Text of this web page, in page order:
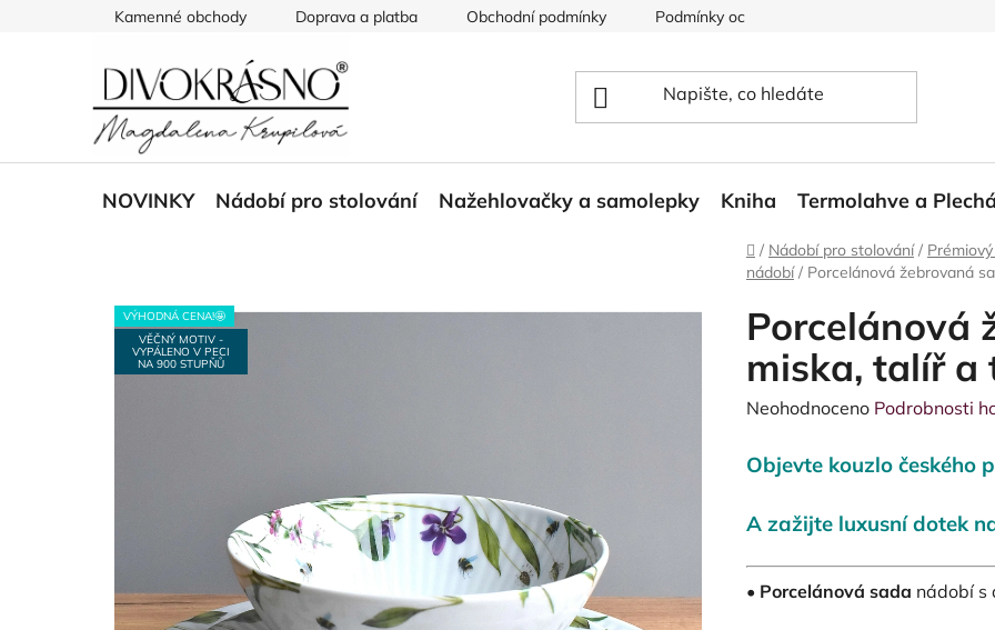
Kamenné obchody Doprava a platba Obchodní podmínky Podmínky ochrany osobních údajů
NOVINKY Nádobí pro stolování Nažehlovačky a samolepky Kniha Termolahve a
Domů
/ Nádobí pro stolování /
nádobí / Porcelánová žebrovaná
Porcelánová
miska, talíř a
Průměrné
produktu
0,0
5
Neohodnoceno Podrobnosti
Objevte kouzlo českého
A zažijte luxusní dotek
• Porcelánová sada nádobí s
VÝHODNÁ CENA!🤩
VĚČNÝ MOTIV -
VYPÁLENO V PECI
NA 900 STUPŇŮ